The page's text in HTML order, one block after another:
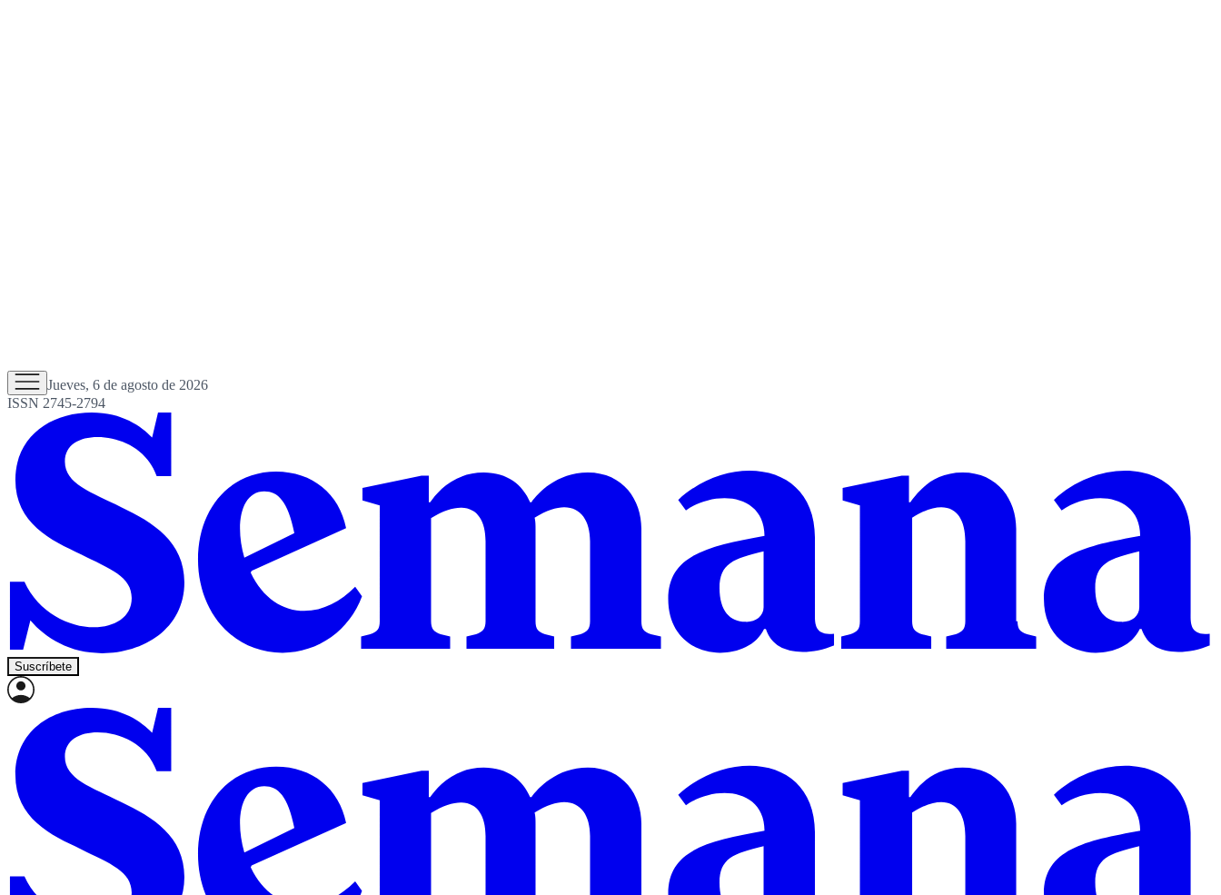
Jueves, 6 de agosto de 2026
ISSN 2745-2794
Suscríbete